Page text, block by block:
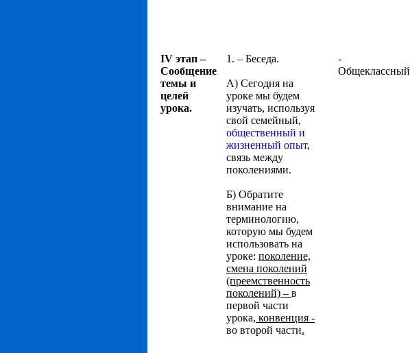
IV этап –
Сообщение
темы и
целей
урока.
1. – Беседа.
А) Сегодня на
уроке мы будем
изучать, используя
свой семейный,
общественный и
жизненный опыт,
связь между
поколениями.
Б) Обратите
внимание на
терминологию,
которую мы будем
использовать на
уроке: поколение,
смена поколений
(преемственность
поколений) – в
первой части
урока, конвенция -
во второй части.
-
Общеклассный